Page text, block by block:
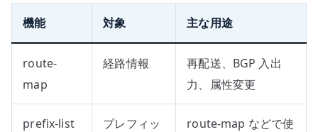
機能 対象 主な用途
route-
map
経路情報
再配送、BGP 入出
力、属性変更
prefix-list
プレフィッ
route-map などで使